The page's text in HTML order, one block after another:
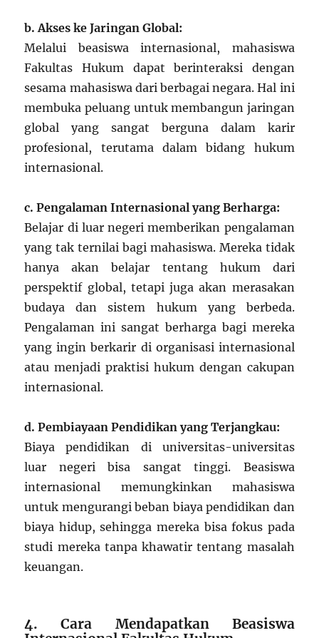
b. Akses ke Jaringan Global:
Melalui beasiswa internasional, mahasiswa
Fakultas Hukum dapat berinteraksi dengan
sesama mahasiswa dari berbagai negara. Hal ini
membuka peluang untuk membangun jaringan
global yang sangat berguna dalam karir
profesional, terutama dalam bidang hukum
internasional.
c. Pengalaman Internasional yang Berharga:
Belajar di luar negeri memberikan pengalaman
yang tak ternilai bagi mahasiswa. Mereka tidak
hanya akan belajar tentang hukum dari
perspektif global, tetapi juga akan merasakan
budaya dan sistem hukum yang berbeda.
Pengalaman ini sangat berharga bagi mereka
yang ingin berkarir di organisasi internasional
atau menjadi praktisi hukum dengan cakupan
internasional.
d. Pembiayaan Pendidikan yang Terjangkau:
Biaya pendidikan di universitas-universitas
luar negeri bisa sangat tinggi. Beasiswa
internasional memungkinkan mahasiswa
untuk mengurangi beban biaya pendidikan dan
biaya hidup, sehingga mereka bisa fokus pada
studi mereka tanpa khawatir tentang masalah
keuangan.
4. Cara Mendapatkan Beasiswa